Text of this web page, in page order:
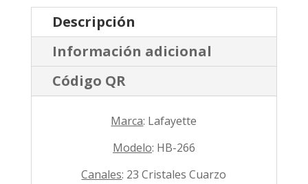
Descripción
Información adicional
Código QR
Marca: Lafayette
Modelo: HB-266
Canales: 23 Cristales Cuarzo